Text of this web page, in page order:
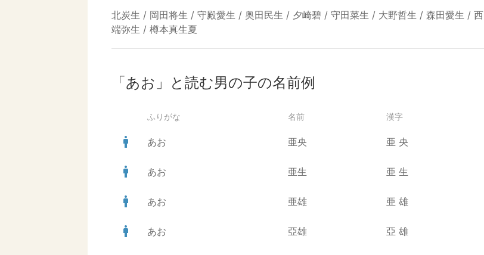
北炭生 / 岡田将生 / 守殿愛生 / 奥田民生 / 夕崎碧 / 守田菜生 / 大野哲生 / 森田愛生 / 西
端弥生 / 樽本真生夏
「あお」と読む男の子の名前例
ふりがな 名前 漢字
man あお 亜央 亜 央
man あお 亜生 亜 生
man あお 亜雄 亜 雄
man あお 亞雄 亞 雄